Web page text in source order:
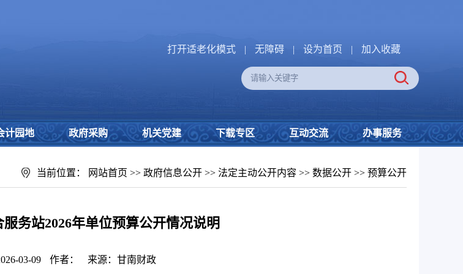
打开适老化模式 | 无障碍 | 设为首页 | 加入收藏
计园地 政府采购 机关党建 下载专区 互动交流 办事服务
当前位置： 网站首页 >> 政府信息公开 >> 法定主动公开内容 >> 数据公开 >> 预算公开
务站2026年单位预算公开情况说明
03-09 作者： 来源：甘南财政